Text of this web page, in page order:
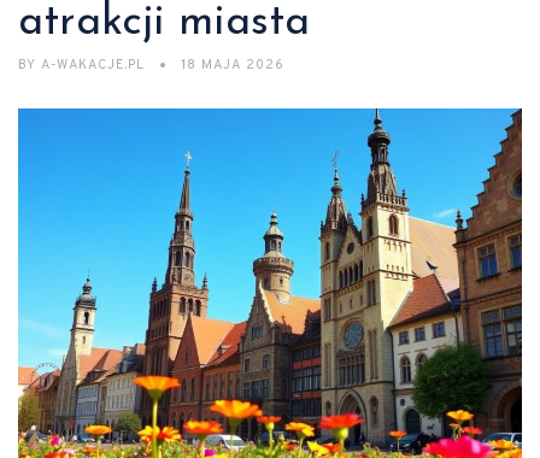
atrakcji miasta
BY A-WAKACJE.PL 18 MAJA 2026